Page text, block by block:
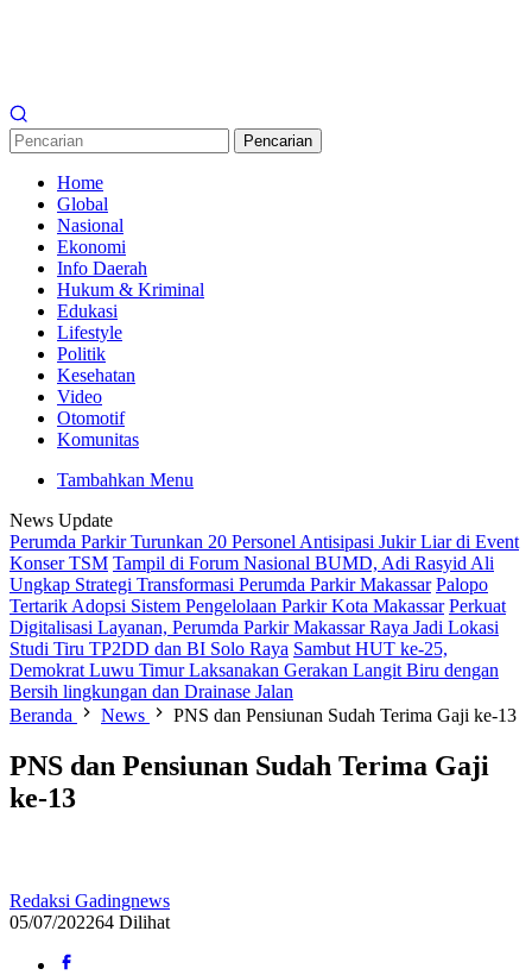
Pencarian
Home
Global
Nasional
Ekonomi
Info Daerah
Hukum & Kriminal
Edukasi
Lifestyle
Politik
Kesehatan
Video
Otomotif
Komunitas
Tambahkan Menu
News Update
Perumda Parkir Turunkan 20 Personel Antisipasi Jukir Liar di Event
Konser TSM Tampil di Forum Nasional BUMD, Adi Rasyid Ali
Ungkap Strategi Transformasi Perumda Parkir Makassar Palopo
Tertarik Adopsi Sistem Pengelolaan Parkir Kota Makassar Perkuat
Digitalisasi Layanan, Perumda Parkir Makassar Raya Jadi Lokasi
Studi Tiru TP2DD dan BI Solo Raya Sambut HUT ke-25,
Demokrat Luwu Timur Laksanakan Gerakan Langit Biru dengan
Bersih lingkungan dan Drainase Jalan
Beranda
News PNS dan Pensiunan Sudah Terima Gaji ke-13
PNS dan Pensiunan Sudah Terima Gaji
ke-13
Redaksi Gadingnews
05/07/202264 Dilihat